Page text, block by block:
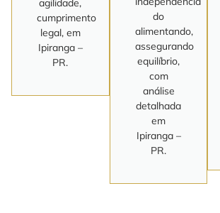
agilidade,
cumprimento
legal, em
Ipiranga –
PR.
do
alimentando,
assegurando
equilíbrio,
com
análise
detalhada
em
Ipiranga –
PR.